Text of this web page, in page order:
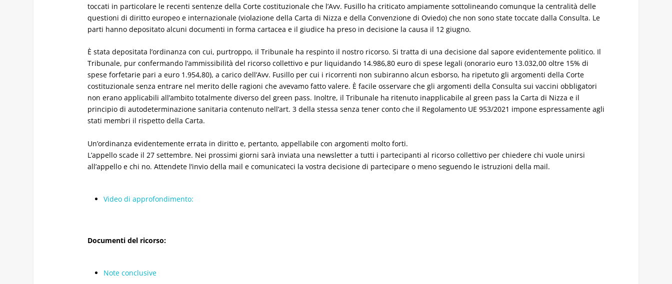
toccati in particolare le recenti sentenze della Corte costituzionale che l’Avv. Fusillo ha criticato ampiamente sottolineando comunque la centralità delle
questioni di diritto europeo e internazionale (violazione della Carta di Nizza e della Convenzione di Oviedo) che non sono state toccate dalla Consulta. Le
parti hanno depositato alcuni documenti in forma cartacea e il giudice ha preso in decisione la causa il 12 giugno.
È stata depositata l’ordinanza con cui, purtroppo, il Tribunale ha respinto il nostro ricorso. Si tratta di una decisione dal sapore evidentemente politico. Il
Tribunale, pur confermando l’ammissibilità del ricorso collettivo e pur liquidando 14.986,80 euro di spese legali (onorario euro 13.032,00 oltre 15% di
spese forfetarie pari a euro 1.954,80), a carico dell’Avv. Fusillo per cui i ricorrenti non subiranno alcun esborso, ha ripetuto gli argomenti della Corte
costituzionale senza entrare nel merito delle ragioni che avevamo fatto valere. È facile osservare che gli argomenti della Consulta sui vaccini obbligatori
non erano applicabili all’ambito totalmente diverso del green pass. Inoltre, il Tribunale ha ritenuto inapplicabile al green pass la Carta di Nizza e il
principio di autodeterminazione sanitaria contenuto nell’art. 3 della stessa senza tener conto che il Regolamento UE 953/2021 impone espressamente agli
stati membri il rispetto della Carta.
Un’ordinanza evidentemente errata in diritto e, pertanto, appellabile con argomenti molto forti.
L’appello scade il 27 settembre. Nei prossimi giorni sarà inviata una newsletter a tutti i partecipanti al ricorso collettivo per chiedere chi vuole unirsi
all’appello e chi no. Attendete l’invio della mail e comunicateci la vostra decisione di partecipare o meno seguendo le istruzioni della mail.
Video di approfondimento:
Documenti del ricorso:
Note conclusive